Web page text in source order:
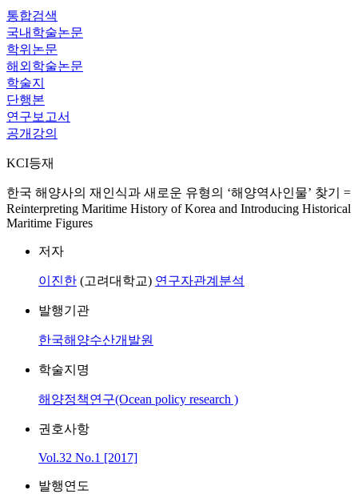
통합검색
국내학술논문
학위논문
해외학술논문
학술지
단행본
연구보고서
공개강의
KCI등재
한국 해양사의 재인식과 새로운 유형의 ‘해양역사인물’ 찾기 =
Reinterpreting Maritime History of Korea and Introducing Historical
Maritime Figures
저자
이진한 (고려대학교) 연구자관계분석
발행기관
한국해양수산개발원
학술지명
해양정책연구(Ocean policy research )
권호사항
Vol.32 No.1 [2017]
발행연도